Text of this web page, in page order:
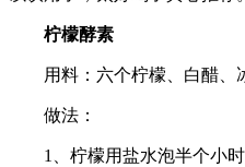
柠檬酵素
用料：六个柠檬、白醋、冰
做法：
1、柠檬用盐水泡半个小时